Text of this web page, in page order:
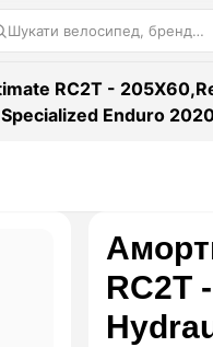
Шукати велосипед, бренд…
RC2T -
Enduro
RC2T